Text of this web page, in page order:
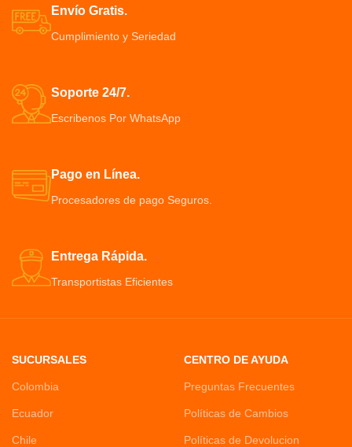
espalda y alivio de la ciática
Ayuda durante el embarazo para
dormir mejor Espinal alineación
Envío Gratis.
Cumplimiento y Seriedad
Soporte 24/7.
Escribenos Por WhatsApp
Pago en Línea.
Procesadores de pago Seguros.
Entrega Rápida.
Transportistas Eficientes
SUCURSALES
Colombia
Ecuador
Chile
CENTRO DE AYUDA
Preguntas Frecuentes
Políticas de Cambios
Políticas de Devolucion